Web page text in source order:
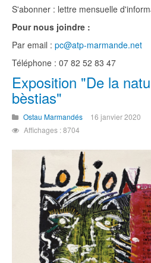
S'abonner : lettre mensuelle
Pour nous joindre :
Par email : pc@atp-marmande.net
Téléphone : 07 82 52 83 47
Exposition "De la
bèstias"
Ostau Marmandés
16 janvier 2020
Affichages : 8704